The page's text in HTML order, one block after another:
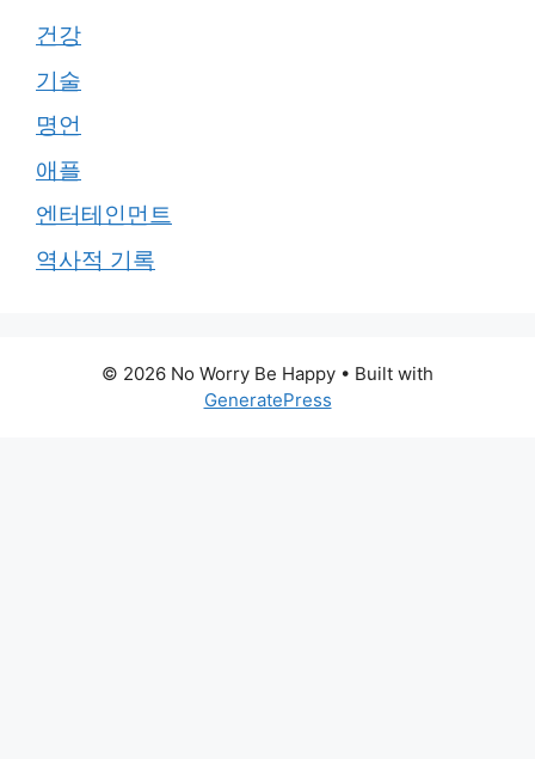
건강
기술
명언
애플
엔터테인먼트
역사적 기록
© 2026 No Worry Be Happy • Built with
GeneratePress